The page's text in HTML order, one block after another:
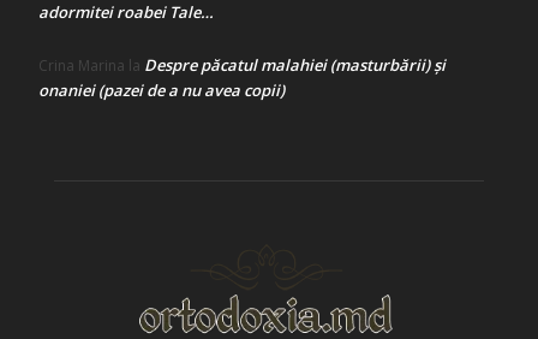
adormitei roabei Tale…
Crina Marina la Despre păcatul malahiei (masturbării) şi
onaniei (pazei de a nu avea copii)